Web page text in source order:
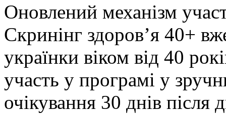
Оновлений механізм
Скринінг здоров’я 40+
українки віком від 40
участь у програмі у
очікування 30 днів після